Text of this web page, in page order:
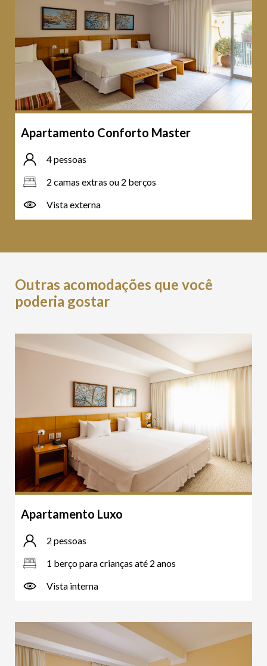
Apartamento Conforto Master
4 pessoas
2 camas extras ou 2 berços
Vista externa
Outras acomodações que você
poderia gostar
Apartamento Luxo
2 pessoas
1 berço para crianças até 2 anos
Vista interna